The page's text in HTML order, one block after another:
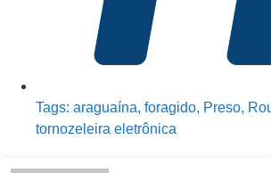
Tags: araguaína, foragido, Preso,
tornozeleira eletrônica